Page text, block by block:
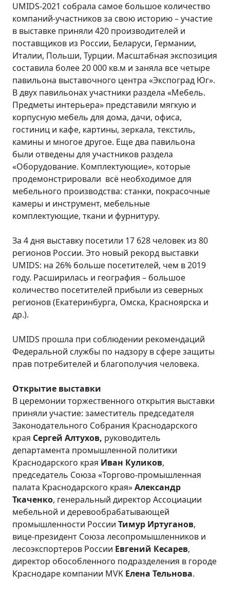
UMIDS-2021 собрала самое большое количество
компаний-участников за свою историю – участие
в выставке приняли 420 производителей и
поставщиков из России, Беларуси, Германии,
Италии, Польши, Турции. Масштабная экспозиция
составила более 20 000 кв.м и заняла все четыре
павильона выставочного центра «Экспоград Юг».
В двух павильонах участники раздела «Мебель.
Предметы интерьера» представили мягкую и
корпусную мебель для дома, дачи, офиса,
гостиниц и кафе, картины, зеркала, текстиль,
камины и многое другое. Еще два павильона
были отведены для участников раздела
«Оборудование. Комплектующие», которые
продемонстрировали всё необходимое для
мебельного производства: станки, покрасочные
камеры и инструмент, мебельные
комплектующие, ткани и фурнитуру.
За 4 дня выставку посетили 17 628 человек из 80
регионов России. Это новый рекорд выставки
UMIDS: на 26% больше посетителей, чем в 2019
году. Расширилась и география – большое
количество посетителей прибыли из северных
регионов (Екатеринбурга, Омска, Красноярска и
др.).
UMIDS прошла при соблюдении рекомендаций
Федеральной службы по надзору в сфере защиты
прав потребителей и благополучия человека.
Открытие выставки
В церемонии торжественного открытия выставки
приняли участие: заместитель председателя
Законодательного Собрания Краснодарского
края Сергей Алтухов, руководитель
департамента промышленной политики
Краснодарского края Иван Куликов,
председатель Союза «Торгово-промышленная
палата Краснодарского края»Александр
Ткаченко, генеральный директор Ассоциации
мебельной и деревообрабатывающей
промышленности России Тимур Иртуганов,
вице-президент Союза лесопромышленников и
лесоэкспортеров России Евгений Кесарев,
директор обособленного подразделения в городе
Краснодаре компании MVK Елена Тельнова.